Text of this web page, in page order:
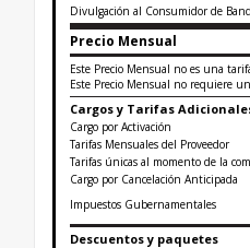
Divulgación al Consumidor de
Precio Mensual
Este Precio Mensual no es una
Este Precio Mensual no requiere
Cargos y Tarifas
Cargo por Activación
Tarifas Mensuales del Proveedor
Tarifas únicas al momento de la
Cargo por Cancelación Anticipada
Impuestos Gubernamentales
Descuentos y paquetes